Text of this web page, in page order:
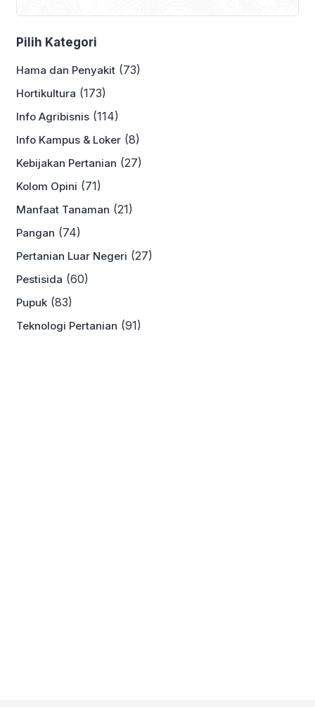
Pilih Kategori
Hama dan Penyakit (73)
Hortikultura (173)
Info Agribisnis (114)
Info Kampus & Loker (8)
Kebijakan Pertanian (27)
Kolom Opini (71)
Manfaat Tanaman (21)
Pangan (74)
Pertanian Luar Negeri (27)
Pestisida (60)
Pupuk (83)
Teknologi Pertanian (91)